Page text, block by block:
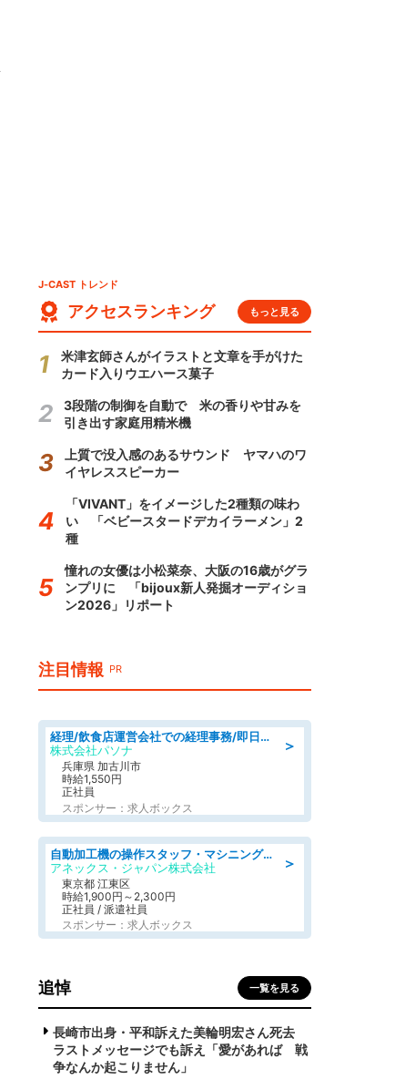
J-CAST トレンド
アクセスランキング もっと見る
米津玄師さんがイラストと文章を手がけた
カード入りウエハース菓子
3段階の制御を自動で 米の香りや甘みを
引き出す家庭用精米機
上質で没入感のあるサウンド ヤマハのワ
イヤレススピーカー
「VIVANT」をイメージした2種類の味わ
い 「ベビースタードデカイラーメン」2
種
憧れの女優は小松菜奈、大阪の16歳がグラ
ンプリに 「bijoux新人発掘オーディショ
ン2026」リポート
注目情報 PR
＞
経理/飲食店運営会社での経理事務/即日勤務可/車通勤可/経理/一般事務
株式会社パソナ
兵庫県 加古川市
時給1,550円
正社員
スポンサー：求人ボックス
＞
自動加工機の操作スタッフ・マシニングセンタ/工業系卒歓迎/未経験OK/年間休日125日/ブランクOK/交通費支給
アネックス・ジャパン株式会社
東京都 江東区
時給1,900円～2,300円
正社員 / 派遣社員
スポンサー：求人ボックス
追悼 一覧を見る
長崎市出身・平和訴えた美輪明宏さん死去
ラストメッセージでも訴え「愛があれば 戦
争なんか起こりません」